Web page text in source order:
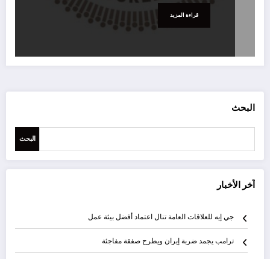
قراءة المزيد
البحث
البحث
آخر الأخبار
جي إيه للعلاقات العامة تنال اعتماد أفضل بيئة عمل
ترامب يجمد ضربة إيران ويطرح صفقة مفاجئة